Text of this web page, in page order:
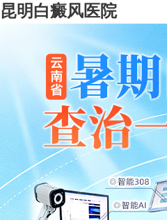
昆明白癜风医院